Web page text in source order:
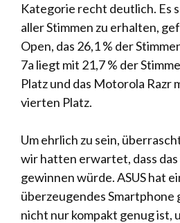
Kategorie recht deutlich. Es
aller Stimmen zu erhalten,
Open, das 26,1 % der
7a liegt mit 21,7 % der
Platz und das Motorola Razr
vierten Platz.
Um ehrlich zu sein,
wir hatten erwartet, dass
gewinnen würde. ASUS hat
überzeugendes Smartphone
nicht nur kompakt genug ist,